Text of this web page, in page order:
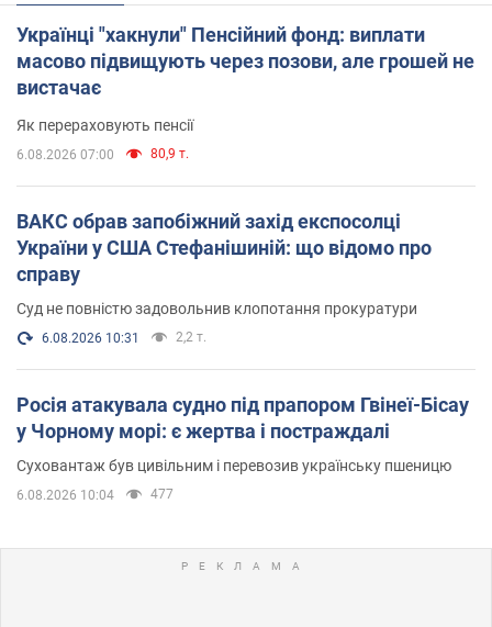
Українці "хакнули" Пенсійний фонд: виплати
масово підвищують через позови, але грошей не
вистачає
Як перераховують пенсії
6.08.2026 07:00 80,9 т.
ВАКС обрав запобіжний захід експосолці
України у США Стефанішиній: що відомо про
справу
Суд не повністю задовольнив клопотання прокуратури
6.08.2026 10:31 2,2 т.
Росія атакувала судно під прапором Гвінеї-Бісау
у Чорному морі: є жертва і постраждалі
Суховантаж був цивільним і перевозив українську пшеницю
6.08.2026 10:04 477